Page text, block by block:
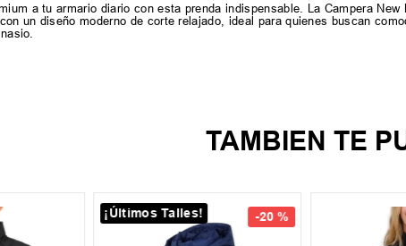
a tu armario diario con esta prenda indispensable. La Campera
un diseño moderno de corte relajado, ideal para quienes buscan
TAMBIEN TE
-20 %
¡Últimos Talles!